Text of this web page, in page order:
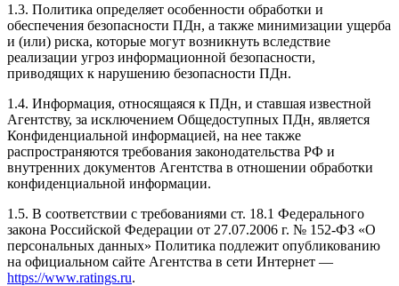
1.3. Политика определяет особенности обработки и
обеспечения безопасности ПДн, а также минимизации ущерба
и (или) риска, которые могут возникнуть вследствие
реализации угроз информационной безопасности,
приводящих к нарушению безопасности ПДн.
1.4. Информация, относящаяся к ПДн, и ставшая известной
Агентству, за исключением Общедоступных ПДн, является
Конфиденциальной информацией, на нее также
распространяются требования законодательства РФ и
внутренних документов Агентства в отношении обработки
конфиденциальной информации.
1.5. В соответствии с требованиями ст. 18.1 Федерального
закона Российской Федерации от 27.07.2006 г. № 152-ФЗ «О
персональных данных» Политика подлежит опубликованию
на официальном сайте Агентства в сети Интернет —
https://www.ratings.ru.